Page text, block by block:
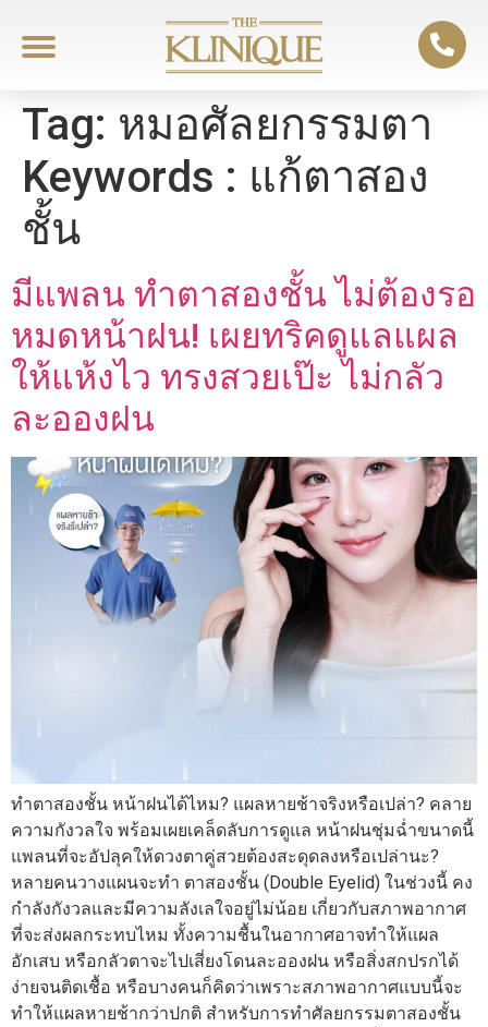
Tag: หมอศัลยกรรมตา
Keywords : แก้ตาสอง
ชั้น
มีแพลน ทำตาสองชั้น ไม่ต้องรอ
หมดหน้าฝน! เผยทริคดูแลแผล
ให้แห้งไว ทรงสวยเป๊ะ ไม่กลัว
ละอองฝน
ทำตาสองชั้น หน้าฝนได้ไหม? แผลหายช้าจริงหรือเปล่า? คลาย
ความกังวลใจ พร้อมเผยเคล็ดลับการดูแล หน้าฝนชุ่มฉ่ำขนาดนี้
แพลนที่จะอัปลุคให้ดวงตาคู่สวยต้องสะดุดลงหรือเปล่านะ?
หลายคนวางแผนจะทำ ตาสองชั้น (Double Eyelid) ในช่วงนี้ คง
กำลังกังวลและมีความลังเลใจอยู่ไม่น้อย เกี่ยวกับสภาพอากาศ
ที่จะส่งผลกระทบไหม ทั้งความชื้นในอากาศอาจทำให้แผล
อักเสบ หรือกลัวตาจะไปเสี่ยงโดนละอองฝน หรือสิ่งสกปรกได้
ง่ายจนติดเชื้อ หรือบางคนก็คิดว่าเพราะสภาพอากาศแบบนี้จะ
ทำให้แผลหายช้ากว่าปกติ สำหรับการทำศัลยกรรมตาสองชั้น